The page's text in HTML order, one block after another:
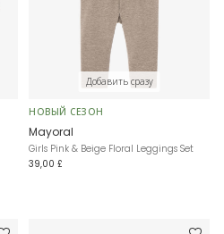
Добавить сразу
НОВЫЙ СЕЗОН
Mayoral
Girls Pink & Beige Floral Leggings Set
39,00 £